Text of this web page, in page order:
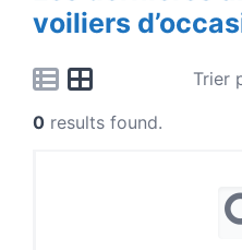
voiliers
Trier
0 results found.